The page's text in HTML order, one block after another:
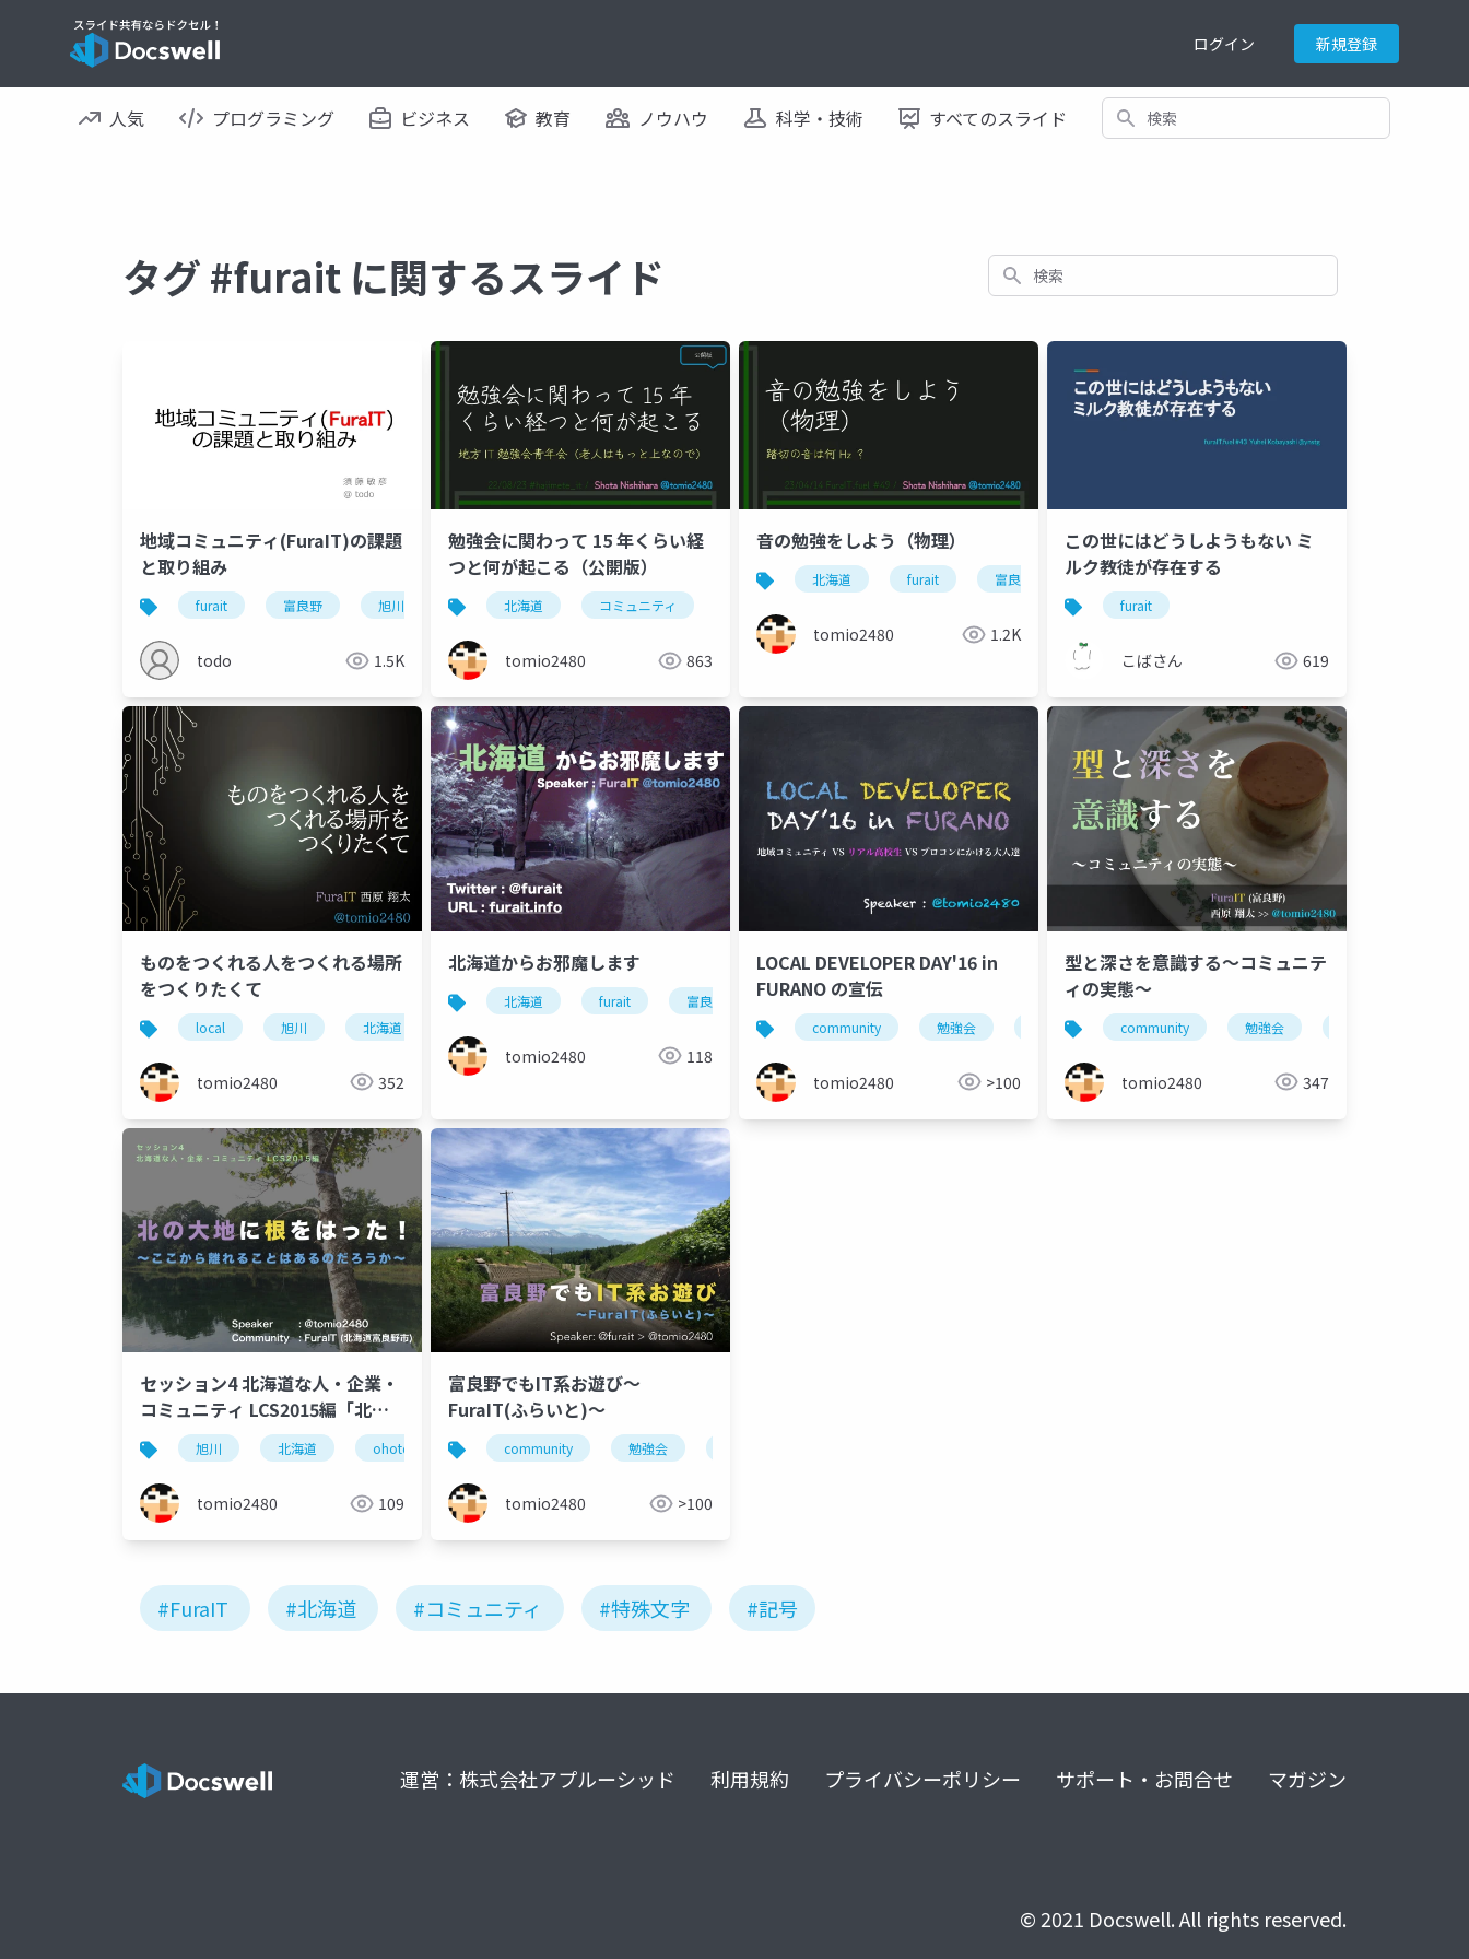
ログイン 新規登録
人気 プログラミング ビジネス 教育 ノウハウ 科学・技術 すべてのスライド 検索
タグ #furait に関するスライド 検索
地域コミュニティ(FuraIT)の課題
と取り組み
furait 富良野 旭川 itコミュニティ techramen24conf
todo 1.5K
勉強会に関わって 15 年くらい経
つと何が起こる（公開版）
北海道 コミュニティ 小平市 furait
tomio2480 863
音の勉強をしよう（物理）
北海道 furait 富良野 音 物理
tomio2480 1.2K
この世にはどうしようもない ミ
ルク教徒が存在する
furait
こばさん 619
ものをつくれる人をつくれる場所
をつくりたくて
local 旭川 北海道 コミュニティ
tomio2480 352
北海道からお邪魔します
北海道 furait 富良野 efsta55 エフスタ!! コミュニティ
tomio2480 118
LOCAL DEVELOPER DAY'16 in
FURANO の宣伝
community 勉強会 北海道 ohotech 北見 furait
tomio2480 >100
型と深さを意識する〜コミュニテ
ィの実態〜
community 勉強会
tomio2480 347
セッション4 北海道な人・企業・
コミュニティ LCS2015編「北の
大地に根をはった！」
旭川 北海道 ohotech 北見 furait 富良野
tomio2480 109
富良野でもIT系お遊び〜
FuraIT(ふらいと)〜
community 勉強会
tomio2480 >100
#FuraIT #北海道 #コミュニティ #特殊文字 #記号
運営：株式会社アプルーシッド 利用規約 プライバシーポリシー サポート・お問合せ マガジン
© 2021 Docswell. All rights reserved.